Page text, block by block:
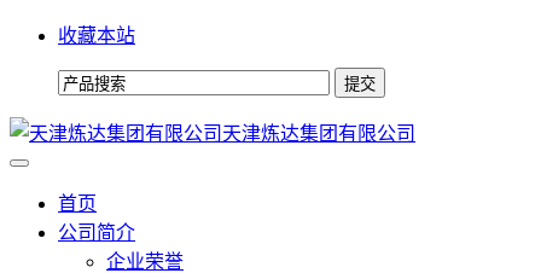
收藏本站
天津炼达集团有限公司
首页
公司简介
企业荣誉